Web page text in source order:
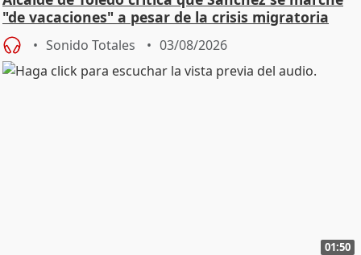
"de vacaciones" a pesar de la crisis migratoria
Sonido Totales 03/08/2026
01:50